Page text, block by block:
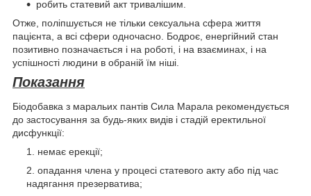
робить статевий акт тривалішим.
Отже, поліпшується не тільки сексуальна сфера життя
пацієнта, а всі сфери одночасно. Бодроє, енергійний стан
позитивно позначається і на роботі, і на взаєминах, і на
успішності людини в обраній їм ніші.
Показання
Біодобавка з маральих пантів Сила Марала рекомендується
до застосування за будь-яких видів і стадій еректильної
дисфункції:
немає ерекції;
опадання члена у процесі статевого акту або під час
надягання презерватива;